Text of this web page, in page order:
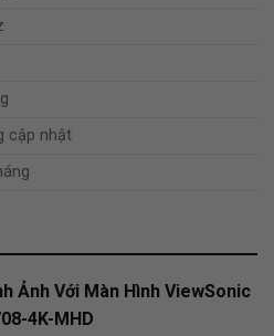
cập nhật
Ảnh Với Màn Hình ViewSonic
4K-MHD